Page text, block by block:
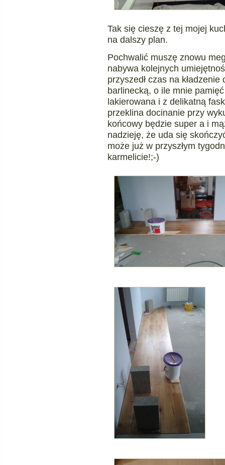
Tak się cieszę z tej mojej
na dalszy plan.
Pochwalić muszę znowu
nabywa kolejnych
przyszedł czas na
barlinecką, o ile mnie
lakierowana i z delikatną
przeklina docinanie przy
końcowy będzie super a i
nadzieję, że uda się
może już w przyszłym
karmelicie!;-)